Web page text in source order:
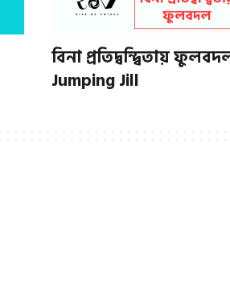
বিনা প্রতিদ্বন্দ্বিতায়
Jumping Jill